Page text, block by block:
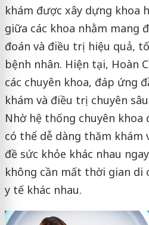
khám được xây dựng khoa
giữa các khoa nhằm mang
đoán và điều trị hiệu quả,
bệnh nhân. Hiện tại, Hoàn
các chuyên khoa, đáp ứng
khám và điều trị chuyên
Nhờ hệ thống chuyên khoa
có thể dễ dàng thăm khám
đề sức khỏe khác nhau
không cần mất thời gian di
y tế khác nhau.